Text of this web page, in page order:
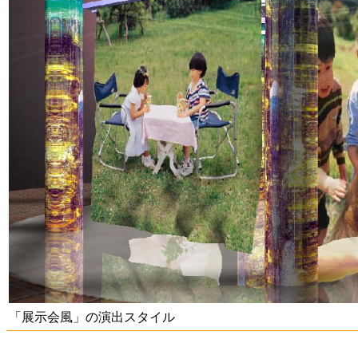
「展示会風」の演出スタイル